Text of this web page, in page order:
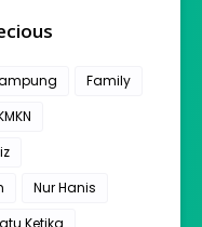
Family
Nur Hanis
Ketika